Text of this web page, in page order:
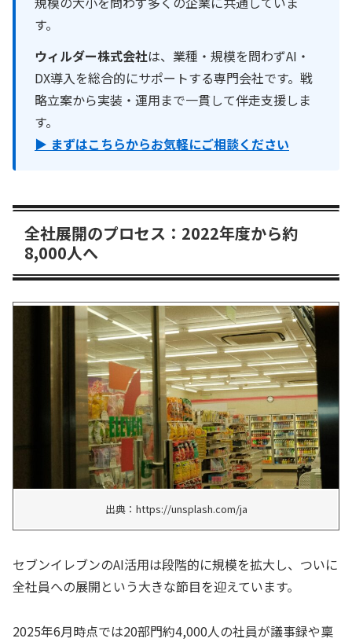
す。
ウィルダー株式会社は、業種・規模を問わずAI・
DX導入を総合的にサポートする専門会社です。戦
略立案から実装・運用まで一貫して伴走支援しま
す。
▶ まずはこちらからお気軽にご相談ください
全社展開のプロセス：2022年度から約
8,000人へ
出典：https://unsplash.com/ja
セブンイレブンのAI活用は段階的に規模を拡大し、ついに
全社員への展開という大きな節目を迎えています。
2025年6月時点では20部門約4,000人の社員が議事録や稟